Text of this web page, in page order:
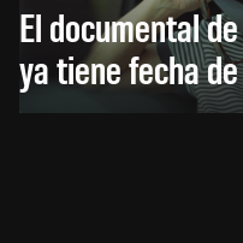
El documental
ya tiene fecha